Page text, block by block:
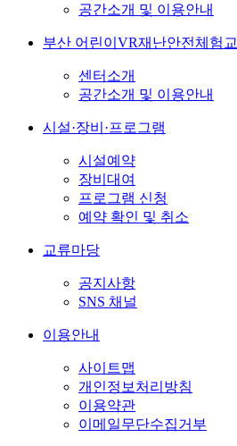
공간소개 및 이용안내
부산 어린이VR재난안전체험
센터소개
공간소개 및 이용안내
시설·장비·프로그램
시설예약
장비대여
프로그램 신청
예약 확인 및 취소
교류마당
공지사항
SNS 채널
이용안내
사이트맵
개인정보처리방침
이용약관
이메일무단수집거부